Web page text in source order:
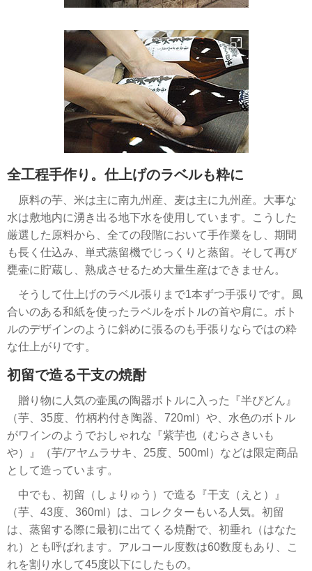
全工程手作り。仕上げのラベルも粋に
原料の芋、米は主に南九州産、麦は主に九州産。大事な
水は敷地内に湧き出る地下水を使用しています。こうした
厳選した原料から、全ての段階において手作業をし、期間
も長く仕込み、単式蒸留機でじっくりと蒸留。そして再び
甕壷に貯蔵し、熟成させるため大量生産はできません。
そうして仕上げのラベル張りまで1本ずつ手張りです。風
合いのある和紙を使ったラベルをボトルの首や肩に。ボト
ルのデザインのように斜めに張るのも手張りならではの粋
な仕上がりです。
初留で造る干支の焼酎
贈り物に人気の壷風の陶器ボトルに入った『半ぴどん』
（芋、35度、竹柄杓付き陶器、720ml）や、水色のボトル
がワインのようでおしゃれな『紫芋也（むらさきいも
や）』（芋/アヤムラサキ、25度、500ml）などは限定商品
として造っています。
中でも、初留（しょりゅう）で造る『干支（えと）』
（芋、43度、360ml）は、コレクターもいる人気。初留
は、蒸留する際に最初に出てくる焼酎で、初垂れ（はなた
れ）とも呼ばれます。アルコール度数は60数度もあり、こ
れを割り水して45度以下にしたもの。